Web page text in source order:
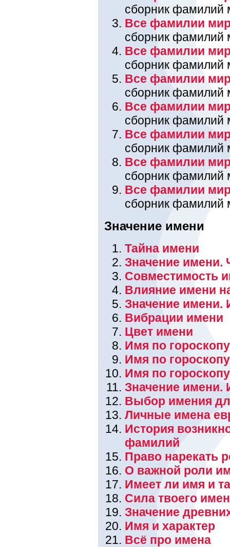
сборник фамилий
Все фамилии
сборник фамилий
Все фамилии
сборник фамилий
Все фамилии
сборник фамилий
Все фамилии
сборник фамилий
Все фамилии
сборник фамилий
Все фамилии
сборник фамилий
Все фамилии
сборник фамилий
Значение имени
Тайна имени
Значение имени.
Совместимость
Влияние имени
Значение имени.
Вибрации имени
Цвет имени
Имя по гороскопу
Имя по
Имя по
Значение
Выбор имения
Личные имена
История
фамилий
Право нарекать
О важной роли
Имеет ли имя и
Сила твоего
Значение
Имя и характер
Всё про имена